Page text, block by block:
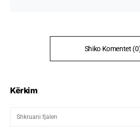
Shiko Komentet
Kërkim